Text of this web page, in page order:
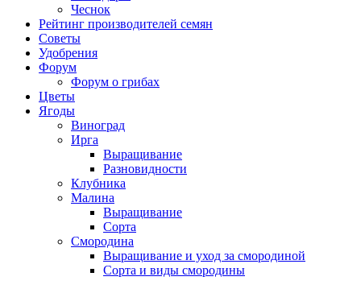
Чеснок
Рейтинг производителей семян
Советы
Удобрения
Форум
Форум о грибах
Цветы
Ягоды
Виноград
Ирга
Выращивание
Разновидности
Клубника
Малина
Выращивание
Сорта
Смородина
Выращивание и уход за смородиной
Сорта и виды смородины